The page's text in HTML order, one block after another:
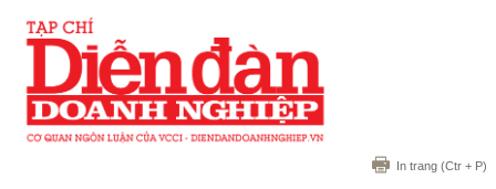
In trang (Ctr + P)